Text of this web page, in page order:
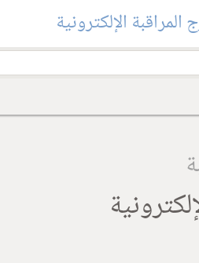
المراقبة الإلكترونية